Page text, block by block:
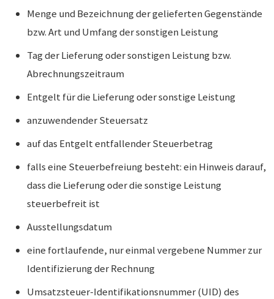
Menge und Bezeichnung der gelieferten Gegenstände
bzw. Art und Umfang der sonstigen Leistung
Tag der Lieferung oder sonstigen Leistung bzw.
Abrechnungszeitraum
Entgelt für die Lieferung oder sonstige Leistung
anzuwendender Steuersatz
auf das Entgelt entfallender Steuerbetrag
falls eine Steuerbefreiung besteht: ein Hinweis darauf,
dass die Lieferung oder die sonstige Leistung
steuerbefreit ist
Ausstellungsdatum
eine fortlaufende, nur einmal vergebene Nummer zur
Identifizierung der Rechnung
Umsatzsteuer-Identifikationsnummer (UID) des